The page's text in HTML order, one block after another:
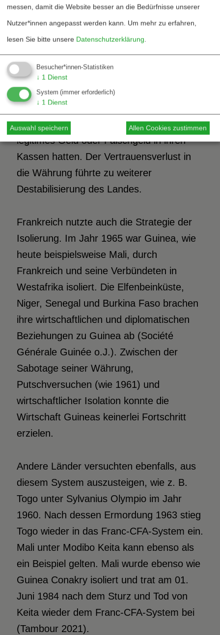
Einführung von Falschgeld im zweiten
Schritt führte zu Inflation und zu einem
monetären Chaos auf dem Binnenmarkt
Guineas. Der Staat war nicht mehr in der
Lage, die Menge des Geldes im Land
sowie die Kapitalzuflüsse und -abflüsse zu
kontrollieren; die Unternehmen und die
Bevölkerung wussten nicht genau, ob sie
legitimes Geld oder Falschgeld in ihren
Kassen hatten. Der Vertrauensverlust in
die Währung führte zu weiterer
Destabilisierung des Landes.
Frankreich nutzte auch die Strategie der
Isolierung. Im Jahr 1965 war Guinea, wie
heute beispielsweise Mali, durch
Frankreich und seine Verbündeten in
Westafrika isoliert. Die Elfenbeinküste,
Niger, Senegal und Burkina Faso brachen
ihre wirtschaftlichen und diplomatischen
Beziehungen zu Guinea ab (Société
Générale Guinée o.J.). Zwischen der
Sabotage seiner Währung,
Putschversuchen (wie 1961) und
wirtschaftlicher Isolation konnte die
Wirtschaft Guineas keinerlei Fortschritt
erzielen.
Andere Länder versuchten ebenfalls, aus
diesem System auszusteigen, wie z. B.
Togo unter Sylvanius Olympio im Jahr
1960. Nach dessen Ermordung 1963 stieg
Togo wieder in das Franc-CFA-System ein.
Mali unter Modibo Keita kann ebenso als
ein Beispiel gelten. Mali wurde ebenso wie
Guinea Conakry isoliert und trat am 01.
Juni 1984 nach dem Sturz und Tod von
Keita wieder dem Franc-CFA-System bei
(Tambour 2021).
messen, damit die Website besser an die Bedürfnisse unserer
Nutzer*innen angepasst werden kann. Um mehr zu erfahren,
lesen Sie bitte unsere Datenschutzerklärung.
Besucher*innen-Statistiken
↓ 1 Dienst
System (immer erforderlich)
↓ 1 Dienst
Auswahl speichern Allen Cookies zustimmen